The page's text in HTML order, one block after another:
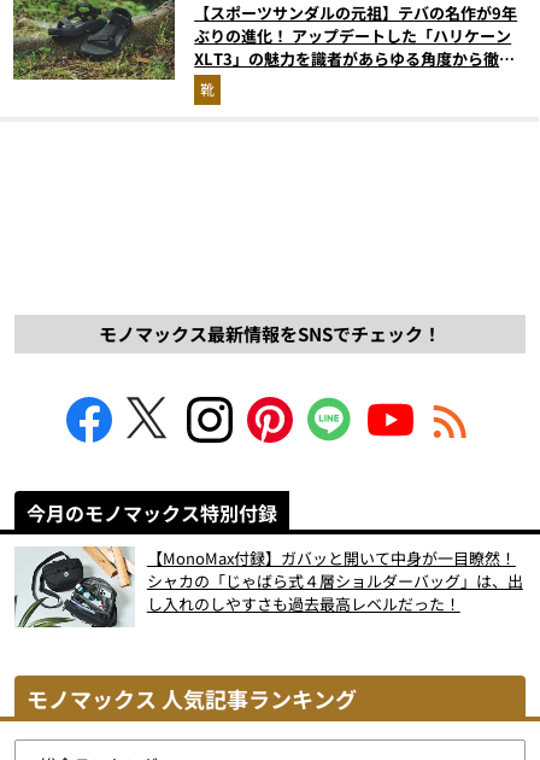
【スポーツサンダルの元祖】テバの名作が9年
ぶりの進化！ アップデートした「ハリケーン
XLT3」の魅力を識者があらゆる角度から徹底
解説！
靴
モノマックス最新情報をSNSでチェック！
今月のモノマックス特別付録
【MonoMax付録】ガバッと開いて中身が一目瞭然！
シャカの「じゃばら式４層ショルダーバッグ」は、出
し入れのしやすさも過去最高レベルだった！
モノマックス 人気記事ランキング